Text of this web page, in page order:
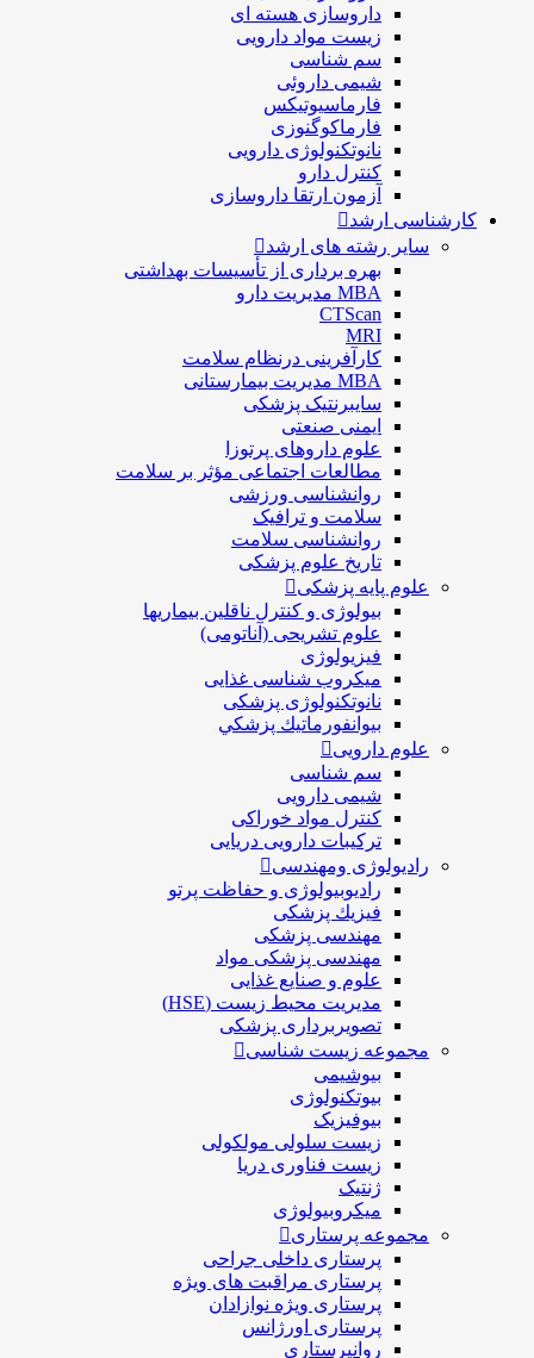
داروسازی هسته ای
زیست مواد دارویی
سم شناسی
شيمی داروئی
فارماسيوتيكس
فارماكوگنوزی
نانوتکنولوژی دارویی
كنترل دارو
آزمون ارتقا داروسازی
کارشناسی ارشد
سایر رشته های ارشد
بهره برداری از تأسیسات بهداشتی
MBA مدیریت دارو
CTScan
MRI
کارآفرینی درنظام سلامت
MBA مدیریت بیمارستانی
سایبرنتیک پزشکی
ایمنی صنعتی
علوم داروهای پرتوزا
مطالعات اجتماعی مؤثر بر سلامت
روانشناسی ورزشی
سلامت و ترافیک
روانشناسی سلامت
تاریخ علوم پزشکی
علوم پایه پزشکی
بیولوژی و کنترل ناقلین بیماریها
علوم تشریحی (آناتومی)
فیزیولوژی
ميكروب شناسی غذایی
نانوتکنولوژی پزشکی
بيوانفورماتيك پزشكي
علوم دارویی
سم شناسی
شیمی دارویی
کنترل مواد خوراکی
ترکیبات دارویی دریایی
رادیولوژی ومهندسی
رادیوبیولوژی و حفاظت پرتو
فيزيك پزشکی
مهندسی پزشکی
مهندسی پزشکی مواد
علوم و صنايع غذایی
مدیریت محیط زیست (HSE)
تصویربرداری پزشکی
مجموعه زیست شناسی
بیوشیمی
بیوتکنولوژی
بیوفیزیک
زیست سلولی مولکولی
زیست فناوری دریا
ژنتیک
میکروبیولوژی
مجموعه پرستاری
پرستاری داخلی جراحی
پرستاری مراقبت های ويژه
پرستاری ويژه نوازادان
پرستاری اورژانس
روانپرستاری